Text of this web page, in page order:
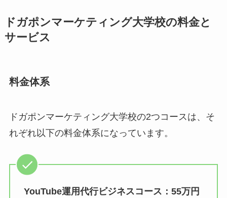
ドガポンマーケティング大学校の料金と
サービス
料金体系
ドガポンマーケティング大学校の2つコースは、そ
れぞれ以下の料金体系になっています。
YouTube運用代行ビジネスコース：55万円